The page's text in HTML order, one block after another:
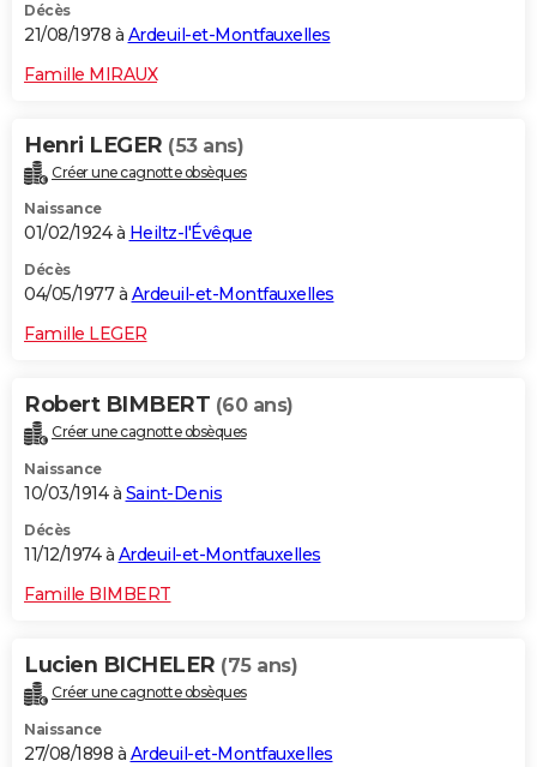
Décès
21/08/1978 à Ardeuil-et-Montfauxelles
Famille MIRAUX
Henri LEGER (53 ans)
Créer une cagnotte obsèques
Naissance
01/02/1924 à Heiltz-l'Évêque
Décès
04/05/1977 à Ardeuil-et-Montfauxelles
Famille LEGER
Robert BIMBERT (60 ans)
Créer une cagnotte obsèques
Naissance
10/03/1914 à Saint-Denis
Décès
11/12/1974 à Ardeuil-et-Montfauxelles
Famille BIMBERT
Lucien BICHELER (75 ans)
Créer une cagnotte obsèques
Naissance
27/08/1898 à Ardeuil-et-Montfauxelles